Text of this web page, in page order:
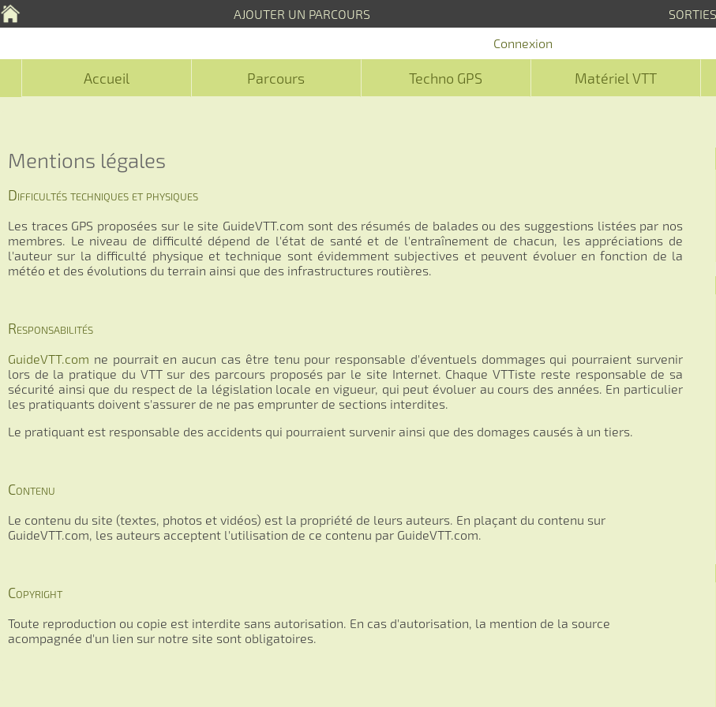
AJOUTER UN PARCOURS
Connexion
Accueil Parcours Techno GPS Matériel VTT
Mentions légales
Difficultés techniques et physiques
Les traces GPS proposées sur le site GuideVTT.com sont des résumés de balades ou des suggestions listées par nos
membres. Le niveau de difficulté dépend de l'état de santé et de l'entraînement de chacun, les appréciations de
l'auteur sur la difficulté physique et technique sont évidemment subjectives et peuvent évoluer en fonction de la
météo et des évolutions du terrain ainsi que des infrastructures routières.
Responsabilités
GuideVTT.com ne pourrait en aucun cas être tenu pour responsable d'éventuels dommages qui pourraient survenir
lors de la pratique du VTT sur des parcours proposés par le site Internet. Chaque VTTiste reste responsable de sa
sécurité ainsi que du respect de la législation locale en vigueur, qui peut évoluer au cours des années. En particulier
les pratiquants doivent s'assurer de ne pas emprunter de sections interdites.
Le pratiquant est responsable des accidents qui pourraient survenir ainsi que des domages causés à un tiers.
Contenu
Le contenu du site (textes, photos et vidéos) est la propriété de leurs auteurs. En plaçant du contenu sur
GuideVTT.com, les auteurs acceptent l'utilisation de ce contenu par GuideVTT.com.
Copyright
Toute reproduction ou copie est interdite sans autorisation. En cas d'autorisation, la mention de la source
acompagnée d'un lien sur notre site sont obligatoires.